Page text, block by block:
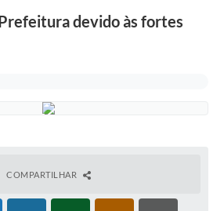
devido às fortes
COMPARTILHAR